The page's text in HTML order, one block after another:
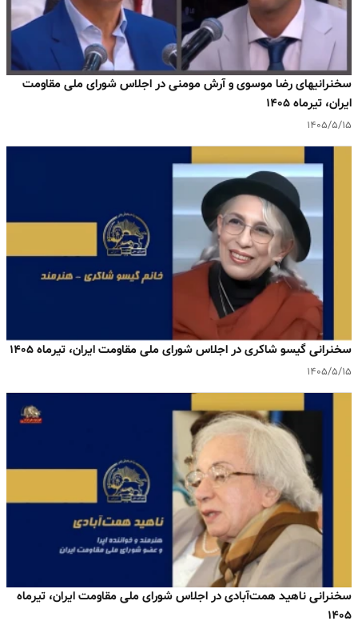
سخنرانیهای رضا موسوی و آرش مومنی در اجلاس شورای ملی مقاومت
ایران، تیرماه ۱۴۰۵
۱۴۰۵/۵/۱۵
سخنرانی گیسو شاکری در اجلاس شورای ملی مقاومت ایران، تیرماه ۱۴۰۵
۱۴۰۵/۵/۱۵
سخنرانی ناهید همت‌آبادی در اجلاس شورای ملی مقاومت ایران، تیرماه
۱۴۰۵